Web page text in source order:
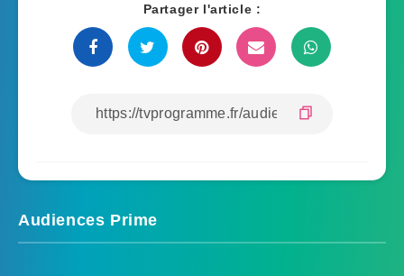
Partager l'article :
Audiences Prime